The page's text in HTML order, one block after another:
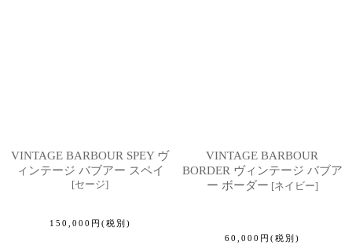
VINTAGE BARBOUR SPEY ヴ
ィンテージ バブアー スペイ
[セージ]
150,000 円 (税別)
VINTAGE BARBOUR
BORDER ヴィンテージ バブア
ー ボーダー [ネイビー]
60,000 円 (税別)